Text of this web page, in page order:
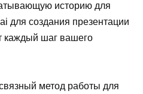
историю для
для создания презентации
каждый шаг вашего
метод работы для